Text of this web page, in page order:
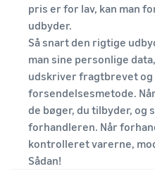
pris er for lav, kan man
udbyder.
Så snart den rigtige
man sine personlige
udskriver fragtbrevet
forsendelsesmetode.
de bøger, du tilbyder, og
forhandleren. Når
kontrolleret varerne,
Sådan!